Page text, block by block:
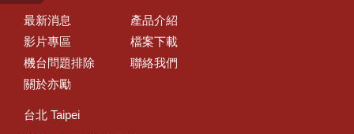
最新消息
產品介紹
影片專區
檔案下載
機台問題排除
聯絡我們
關於亦勵
台北 Taipei